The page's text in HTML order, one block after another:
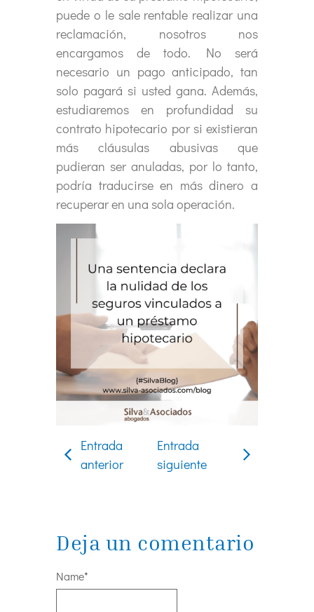
puede o le sale rentable realizar una
reclamación, nosotros nos
encargamos de todo. No será
necesario un pago anticipado, tan
solo pagará si usted gana. Además,
estudiaremos en profundidad su
contrato hipotecario por si existieran
más cláusulas abusivas que
pudieran ser anuladas, por lo tanto,
podría traducirse en más dinero a
recuperar en una sola operación.
Entrada
anterior
Entrada
siguiente
Deja un comentario
Name*